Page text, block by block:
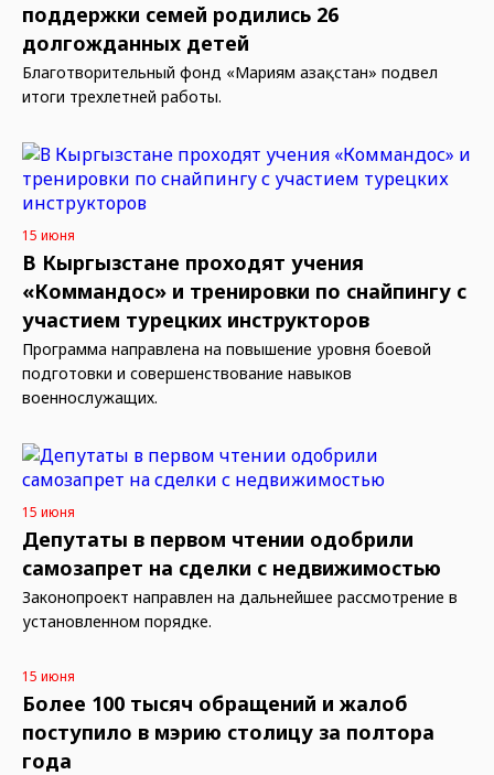
поддержки семей родились 26
долгожданных детей
Благотворительный фонд «Мариям Қазақстан» подвел
итоги трехлетней работы.
15 июня
В Кыргызстане проходят учения
«Коммандос» и тренировки по снайпингу с
участием турецких инструкторов
Программа направлена на повышение уровня боевой
подготовки и совершенствование навыков
военнослужащих.
15 июня
Депутаты в первом чтении одобрили
самозапрет на сделки с недвижимостью
Законопроект направлен на дальнейшее рассмотрение в
установленном порядке.
15 июня
Более 100 тысяч обращений и жалоб
поступило в мэрию столицу за полтора
года